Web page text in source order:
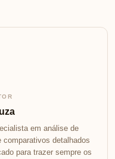
em análise de
comparativos detalhados
para trazer sempre os